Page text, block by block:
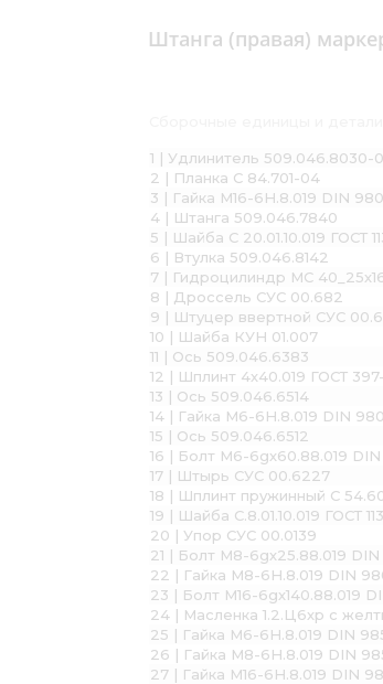
Штанга (правая)
1 | Удлинитель 509.046.8030-
2 | Планка С 84.701-04
3 | Гайка М16-6H.8.019 DIN
4 | Штанга 509.046.7840
5 | Шайба С 20.01.10.019 ГОСТ
6 | Втулка 509.046.8142
7 | Гидроцилиндр МС
8 | Дроссель СУС 00.682
9 | Штуцер ввертной СУС
10 | Шайба КУН 01.007
11 | Ось 509.046.6383
12 | Шплинт 4х40.019 ГОСТ
13 | Ось 509.046.6514
14 | Гайка М6-6H.8.019 DIN
15 | Ось 509.046.6512
16 | Болт М6-6gх60.88.019
17 | Штырь СУС 00.6227
18 | Шплинт пружинный С
19 | Шайба С.8.01.10.019 ГОСТ
20 | Упор СУС 00.0139
21 | Болт М8-6gх25.88.019
22 | Гайка М8-6H.8.019 DIN
23 | Болт М16-6gх140.88.019
24 | Масленка 1.2.Ц6хр с
25 | Гайка М6-6Н.8.019 DIN 985
26 | Гайка М8-6H.8.019 DIN 985
27 | Гайка М16-6Н.8.019 DIN